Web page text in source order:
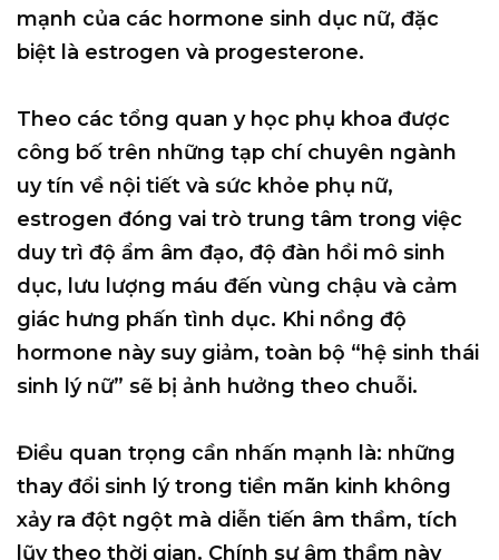
mạnh của các hormone sinh dục nữ, đặc
biệt là estrogen và progesterone.
Theo các tổng quan y học phụ khoa được
công bố trên những tạp chí chuyên ngành
uy tín về nội tiết và sức khỏe phụ nữ,
estrogen đóng vai trò trung tâm trong việc
duy trì độ ẩm âm đạo, độ đàn hồi mô sinh
dục, lưu lượng máu đến vùng chậu và cảm
giác hưng phấn tình dục. Khi nồng độ
hormone này suy giảm, toàn bộ “hệ sinh thái
sinh lý nữ” sẽ bị ảnh hưởng theo chuỗi.
Điều quan trọng cần nhấn mạnh là: những
thay đổi sinh lý trong tiền mãn kinh không
xảy ra đột ngột mà diễn tiến âm thầm, tích
lũy theo thời gian. Chính sự âm thầm này